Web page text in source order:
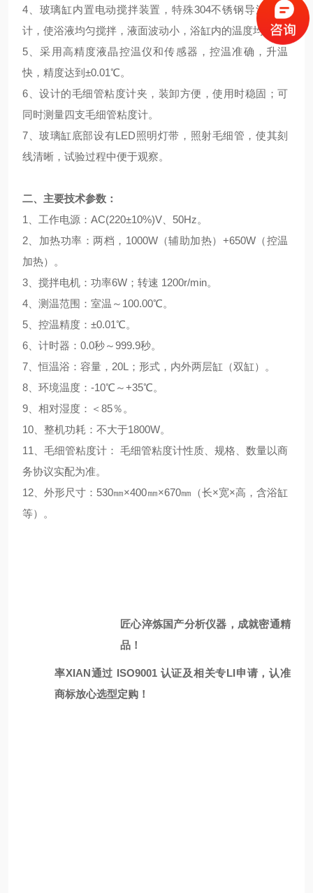
4、玻璃缸内置电动搅拌装置，特殊304不锈钢导流筒设
计，使浴液均匀搅拌，液面波动小，浴缸内的温度均匀。
5、采用高精度液晶控温仪和传感器，控温准确，升温
快，精度达到±0.01℃。
6、设计的毛细管粘度计夹，装卸方便，使用时稳固；可
同时测量四支毛细管粘度计。
7、玻璃缸底部设有LED照明灯带，照射毛细管，使其刻
线清晰，试验过程中便于观察。
二、 主要技术参数：
1、工作电源：AC(220±10%)V、50Hz。
2、加热功率：两档，1000W（辅助加热）+650W（控温
加热）。
3、搅拌电机：功率6W；转速 1200r/min。
4、测温范围：室温～100.00℃。
5、控温精度：±0.01℃。
6、计时器：0.0秒～999.9秒。
7、恒温浴：容量，20L；形式，内外两层缸（双缸）。
8、环境温度：-10℃～+35℃。
9、相对湿度：＜85％。
10、整机功耗：不大于1800W。
11、毛细管粘度计： 毛细管粘度计性质、规格、数量以商
务协议实配为准。
12、外形尺寸：530㎜×400㎜×670㎜（长×宽×高，含浴缸
等）。
匠心淬炼国产分析仪器，成就密通精
品 ！
率XIAN通过 ISO9001 认证及相关专LI申请 ，认准
商标放心选型定购！